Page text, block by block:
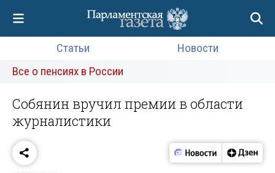
Статьи
Новости
Все о пенсиях в России
Собянин вручил премии в области
журналистики